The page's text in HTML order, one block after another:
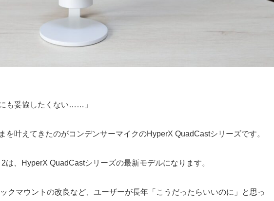
も妥協したくない……」
を叶えてきたのがコンデンサーマイクのHyperX QuadCastシリーズです。
は、HyperX QuadCastシリーズの最新モデルになります。
クマウントの改良など、ユーザーが長年「こうだったらいいのに」と思っ